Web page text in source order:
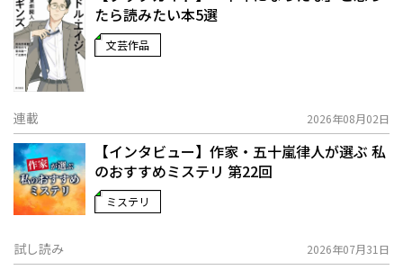
たら読みたい本5選
文芸作品
連載 2026年08月02日
【インタビュー】作家・五十嵐律人が選ぶ 私
のおすすめミステリ 第22回
ミステリ
試し読み 2026年07月31日